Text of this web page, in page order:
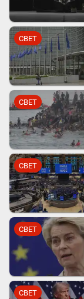
СВЕТ
СВЕТ
СВЕТ
СВЕТ
СВЕТ